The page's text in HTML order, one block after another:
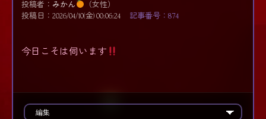
投稿者： みかん
（女性）
投稿日：2026/04/10(金) 00:06:24
記事番号：874
今日こそは伺います